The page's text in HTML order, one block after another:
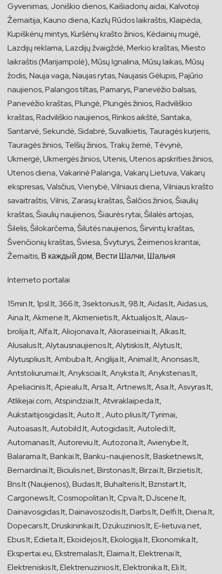
Gyvenimas, Joniškio dienos, Kaišiadorių aidai, Kalvotoji
Žemaitija, Kauno diena, Kazlų Rūdos laikraštis, Klaipėda,
Kupiškėnų mintys, Kuršėnų krašto žinios, Kėdainių mugė,
Lazdijų reklama, Lazdijų žvaigždė, Merkio kraštas, Miesto
laikraštis (Marijampolė), Mūsų Ignalina, Mūsų laikas, Mūsų
žodis, Nauja vaga, Naujas rytas, Naujasis Gėlupis, Pajūrio
naujienos, Palangos tiltas, Pamarys, Panevėžio balsas,
Panevėžio kraštas, Plungė, Plungės žinios, Radviliškio
kraštas, Radviliškio naujienos, Rinkos aikštė, Santaka,
Santarvė, Sekundė, Sidabrė, Suvalkietis, Tauragės kurjeris,
Tauragės žinios, Telšių žinios, Trakų žemė, Tėvynė,
Ukmergė, Ukmergės žinios, Utenis, Utenos apskrities žinios,
Utenos diena, Vakarinė Palanga, Vakarų Lietuva, Vakarų
ekspresas, Valsčius, Vienybė, Vilniaus diena, Vilniaus krašto
savaitraštis, Vilnis, Zarasų kraštas, Šalčios žinios, Šiaulių
kraštas, Šiaulių naujienos, Šiaurės rytai, Šilalės artojas,
Šilelis, Šilokarčema, Šilutės naujienos, Širvintų kraštas,
Švenčionių kraštas, Šviesa, Švyturys, Žeimenos krantai,
Žemaitis, В каждый дом, Вести Шалчи, Шальчя
Interneto portalai
15min.lt, 1psl.lt, 366.lt, 3sektorius.lt, 98.lt, Aidas.lt, Aidas.us,
Aina.lt, Akmene.lt, Akmenietis.lt, Aktualijos.lt, Alaus-
brolija.lt, Alfa.lt, Aliojonava.lt, Alioraseiniai.lt, Alkas.lt,
Alusalus.lt, Alytausnaujienos.lt, Alytiskis.lt, Alytus.lt,
Alytusplius.lt, Ambuba.lt, Anglija.lt, Animal.lt, Anonsas.lt,
Antstoliurumai.lt, Anyksciai.lt, Anyksta.lt, Anykstenas.lt,
Apeliacinis.lt, Apiealu.lt, Arsa.lt, Artnews.lt, Asa.lt, Asvyras.lt,
Atlikejai.com, Atspindziai.lt, Atviraklaipeda.lt,
Aukstaitijosgidas.lt, Auto.lt , Auto.plius.lt/Tyrimai,
Autoasas.lt, Autobild.lt, Autogidas.lt, Autoledi.lt,
Automanas.lt, Autoreviu.lt, Autozona.lt, Avienybe.lt,
Balarama.lt, Bankai.lt, Banku-naujienos.lt, Basketnews.lt,
Bernardinai.lt, Biciulis.net, Birstonas.lt, Birzai.lt, Birzietis.lt,
Bns.lt (Naujienos), Budas.lt, Buhalteris.lt, Bznstart.lt,
Cargonews.lt, Cosmopolitan.lt, Cpva.lt, DJscene.lt,
Dainavosgidas.lt, Dainavoszodis.lt, Darbs.lt, Delfi.lt, Diena.lt,
Dopecars.lt, Druskininkai.lt, Dzukuzinios.lt, E-lietuva.net,
Ebus.lt, Edieta.lt, Ekoidejos.lt, Ekologija.lt, Ekonomika.lt,
Ekspertai.eu, Ekstremalas.lt, Elaima.lt, Elektrenai.lt,
Elektreniskis.lt, Elektrenuzinios.lt, Elektronika.lt, Eli.lt,